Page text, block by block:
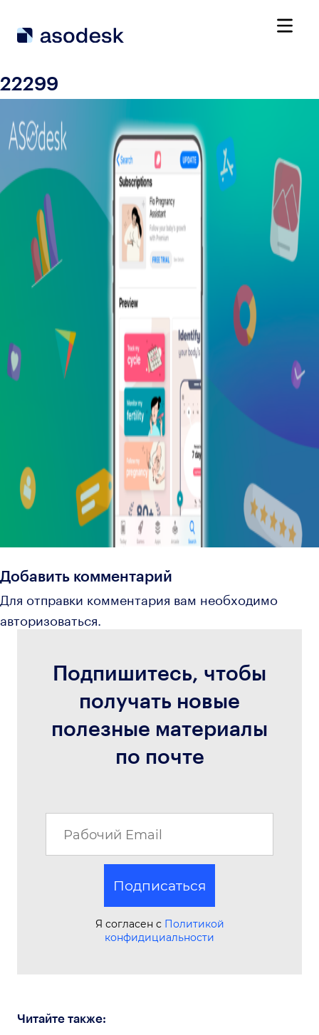
22299
Добавить комментарий
Для отправки комментария вам необходимо
авторизоваться
Подпишитесь, чтобы
получать новые
полезные материалы
по почте
Подписаться
Я согласен с Политикой
конфидициальности
Читайте также: